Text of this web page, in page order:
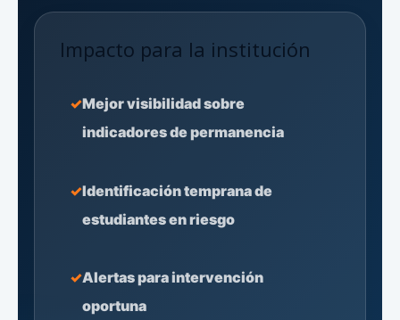
Impacto para la institución
Mejor visibilidad sobre
indicadores de permanencia
Identificación temprana de
estudiantes en riesgo
Alertas para intervención
oportuna